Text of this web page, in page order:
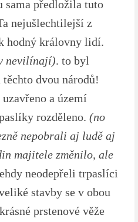
sama předložila tuto
nejušlechtilejší z
hodný královny lidí.
nevilínají). to byl
dvou národů!
a území
rozděleno. (no
nepobrali aj ludě aj
majitele změnilo, ale
neodepřeli trpaslíci
stavby se v obou
prstenové věže